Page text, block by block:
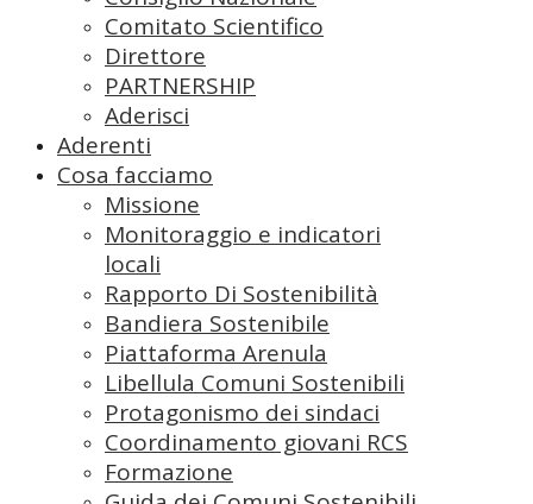
Comitato Scientifico
Direttore
PARTNERSHIP
Aderisci
Aderenti
Cosa facciamo
Missione
Monitoraggio e indicatori
locali
Rapporto Di Sostenibilità
Bandiera Sostenibile
Piattaforma Arenula
Libellula Comuni Sostenibili
Protagonismo dei sindaci
Coordinamento giovani RCS
Formazione